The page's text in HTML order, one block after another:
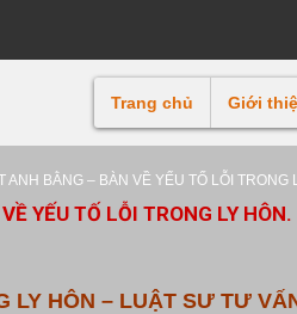
Trang chủ Giới
ANH BẰNG – BÀN VỀ YẾU TỐ LỖI TRONG
YẾU TỐ LỖI TRONG LY HÔN.
LY HÔN – LUẬT SƯ TƯ